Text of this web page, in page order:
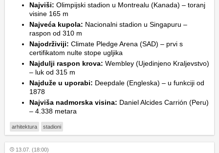
Najviši: Olimpijski stadion u Montrealu (Kanada) – toranj
visine 165 m
Najveća kupola: Nacionalni stadion u Singapuru –
raspon od 310 m
Najodrživiji: Climate Pledge Arena (SAD) – prvi s
certifikatom nulte stope ugljika
Najdulji raspon krova: Wembley (Ujedinjeno Kraljevstvo)
– luk od 315 m
Najduže u uporabi: Deepdale (Engleska) – u funkciji od
1878
Najviša nadmorska visina: Daniel Alcides Carrión (Peru)
– 4.338 metara
arhitektura stadioni
13.07. (18:00)